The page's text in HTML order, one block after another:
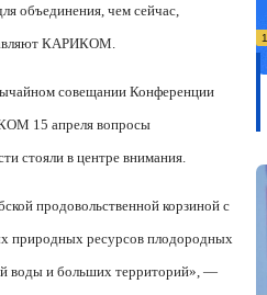
объединения, чем сейчас,
КАРИКОМ.
совещании Конференции
15 апреля вопросы
стояли в центре внимания.
продовольственной корзиной с
природных ресурсов плодородных
воды и больших территорий», —